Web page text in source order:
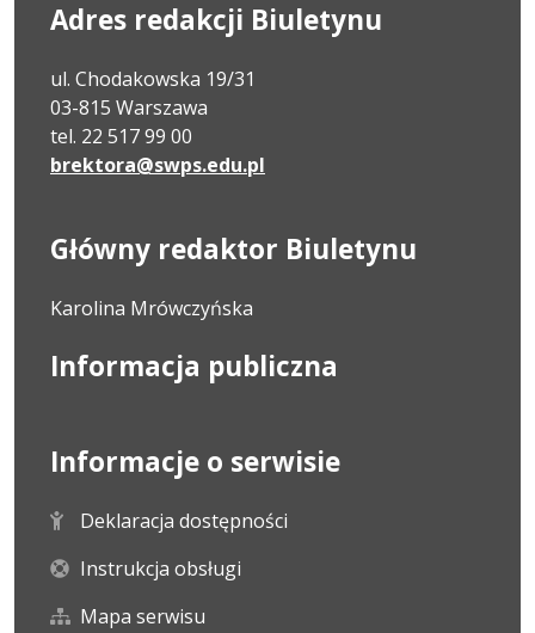
Adres redakcji Biuletynu
ul. Chodakowska 19/31
03-815 Warszawa
tel. 22 517 99 00
brektora@swps.edu.pl
Główny redaktor Biuletynu
Karolina Mrówczyńska
Informacja publiczna
Informacje o serwisie
Deklaracja dostępności
Instrukcja obsługi
Mapa serwisu